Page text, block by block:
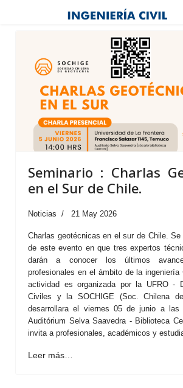
Seminario : Charlas
en el Sur de Chile.
Noticias 21 May 2026
Charlas geotécnicas en el sur de Chile.
de este evento en que tres expertos
darán a conocer los últimos
profesionales en el ámbito de la
actividad es organizada por la UFRO -
Civiles y la SOCHIGE (Soc. Chilena
desarrollara el viernes 05 de junio a las
Auditórium Selva Saavedra - Biblioteca
invita a profesionales, académicos y
Leer más…